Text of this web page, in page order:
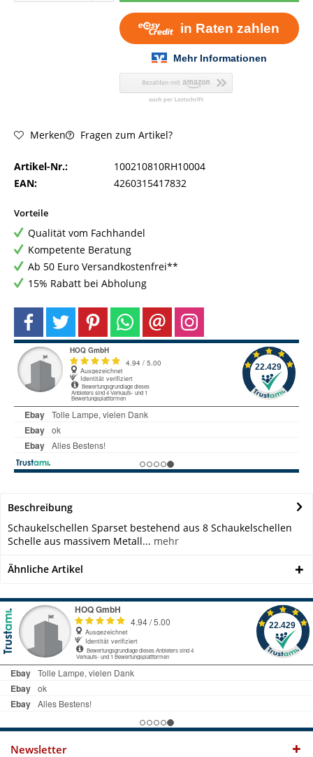
Merken Fragen zum Artikel?
Artikel-Nr.:
100210810RH10004
EAN:
4260315417832
Vorteile
Qualität vom Fachhandel
Kompetente Beratung
Ab 50 Euro Versandkostenfrei**
15% Rabatt bei Abholung
Beschreibung
Schaukelschellen Sparset bestehend aus 8 Schaukelschellen
Schelle aus massivem Metall... mehr
Ähnliche Artikel
Newsletter